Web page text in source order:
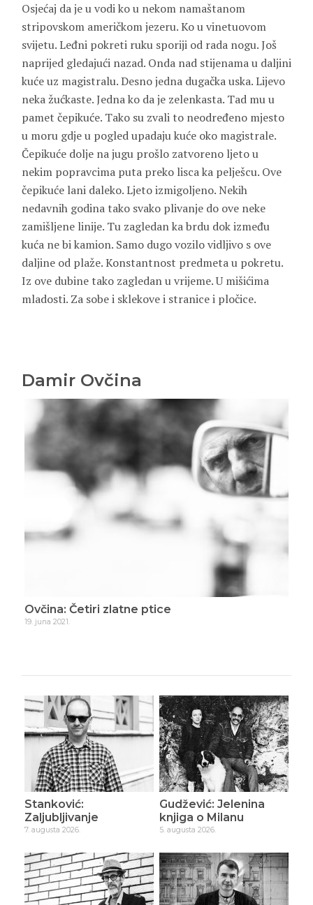
Osjećaj da je u vodi ko u nekom namaštanom
stripovskom američkom jezeru. Ko u vinetuovom
svijetu. Leđni pokreti ruku sporiji od rada nogu. Još
naprijed gledajući nazad. Onda nad stijenama u daljini
kuće uz magistralu. Desno jedna dugačka uska. Lijevo
neka žućkaste. Jedna ko da je zelenkasta. Tad mu u
pamet čepikuće. Tako su zvali to neodređeno mjesto
u moru gdje u pogled upadaju kuće oko magistrale.
Čepikuće dolje na jugu prošlo zatvoreno ljeto u
nekim popravcima puta preko lisca ka pelješcu. Ove
čepikuće lani daleko. Ljeto izmigoljeno. Nekih
nedavnih godina tako svako plivanje do ove neke
zamišljene linije. Tu zagledan ka brdu dok između
kuća ne bi kamion. Samo dugo vozilo vidljivo s ove
daljine od plaže. Konstantnost predmeta u pokretu.
Iz ove dubine tako zagledan u vrijeme. U mišićima
mladosti. Za sobe i sklekove i stranice i pločice.
Damir Ovčina
Ovčina: Četiri zlatne ptice
19. juna 2021.
Stanković:
Zaljubljivanje
7. augusta 2026.
Gudžević: Jelenina
knjiga o Milanu
5. augusta 2026.